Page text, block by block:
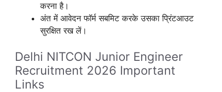
करना है।
अंत में आवेदन फॉर्म सबमिट करके उसका प्रिंटआउट
सुरक्षित रख लें।
Delhi NITCON Junior Engineer
Recruitment 2026 Important
Links